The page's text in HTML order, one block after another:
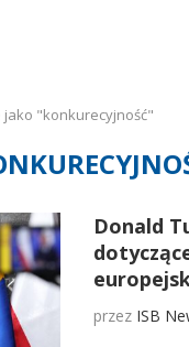
jako "konkurecyjność"
Donald
przez ISB